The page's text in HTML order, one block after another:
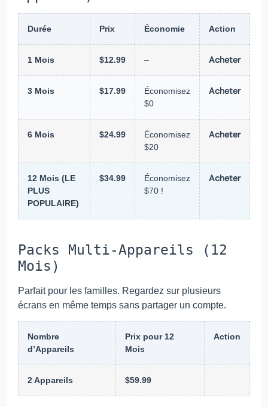
Durée Prix Économie Action
1 Mois $12.99 – Acheter
3 Mois $17.99
Économisez
$0
Acheter
6 Mois $24.99
Économisez
$20
Acheter
12 Mois (LE
PLUS
POPULAIRE)
$34.99
Économisez
$70 !
Acheter
Packs Multi-Appareils (12
Mois)
Parfait pour les familles. Regardez sur plusieurs
écrans en même temps sans partager un compte.
Nombre
d’Appareils
Prix pour 12
Mois
Action
2 Appareils $59.99